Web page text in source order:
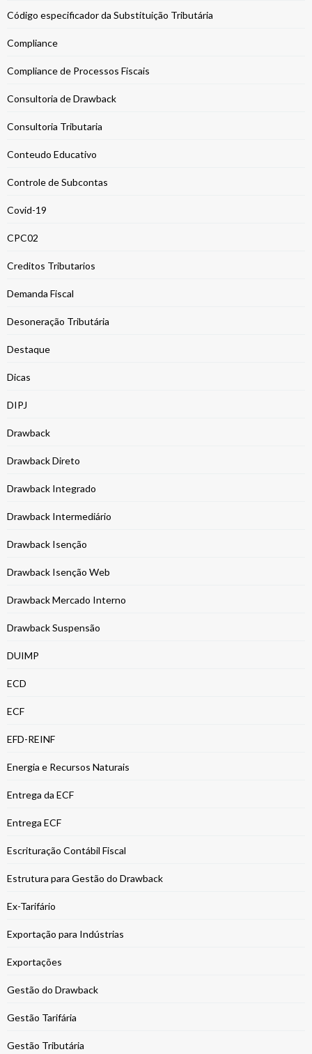
Código especificador da Substituição Tributária
Compliance
Compliance de Processos Fiscais
Consultoria de Drawback
Consultoria Tributaria
Conteudo Educativo
Controle de Subcontas
Covid-19
CPC02
Creditos Tributarios
Demanda Fiscal
Desoneração Tributária
Destaque
Dicas
DIPJ
Drawback
Drawback Direto
Drawback Integrado
Drawback Intermediário
Drawback Isenção
Drawback Isenção Web
Drawback Mercado Interno
Drawback Suspensão
DUIMP
ECD
ECF
EFD-REINF
Energia e Recursos Naturais
Entrega da ECF
Entrega ECF
Escrituração Contábil Fiscal
Estrutura para Gestão do Drawback
Ex-Tarifário
Exportação para Indústrias
Exportações
Gestão do Drawback
Gestão Tarifária
Gestão Tributária